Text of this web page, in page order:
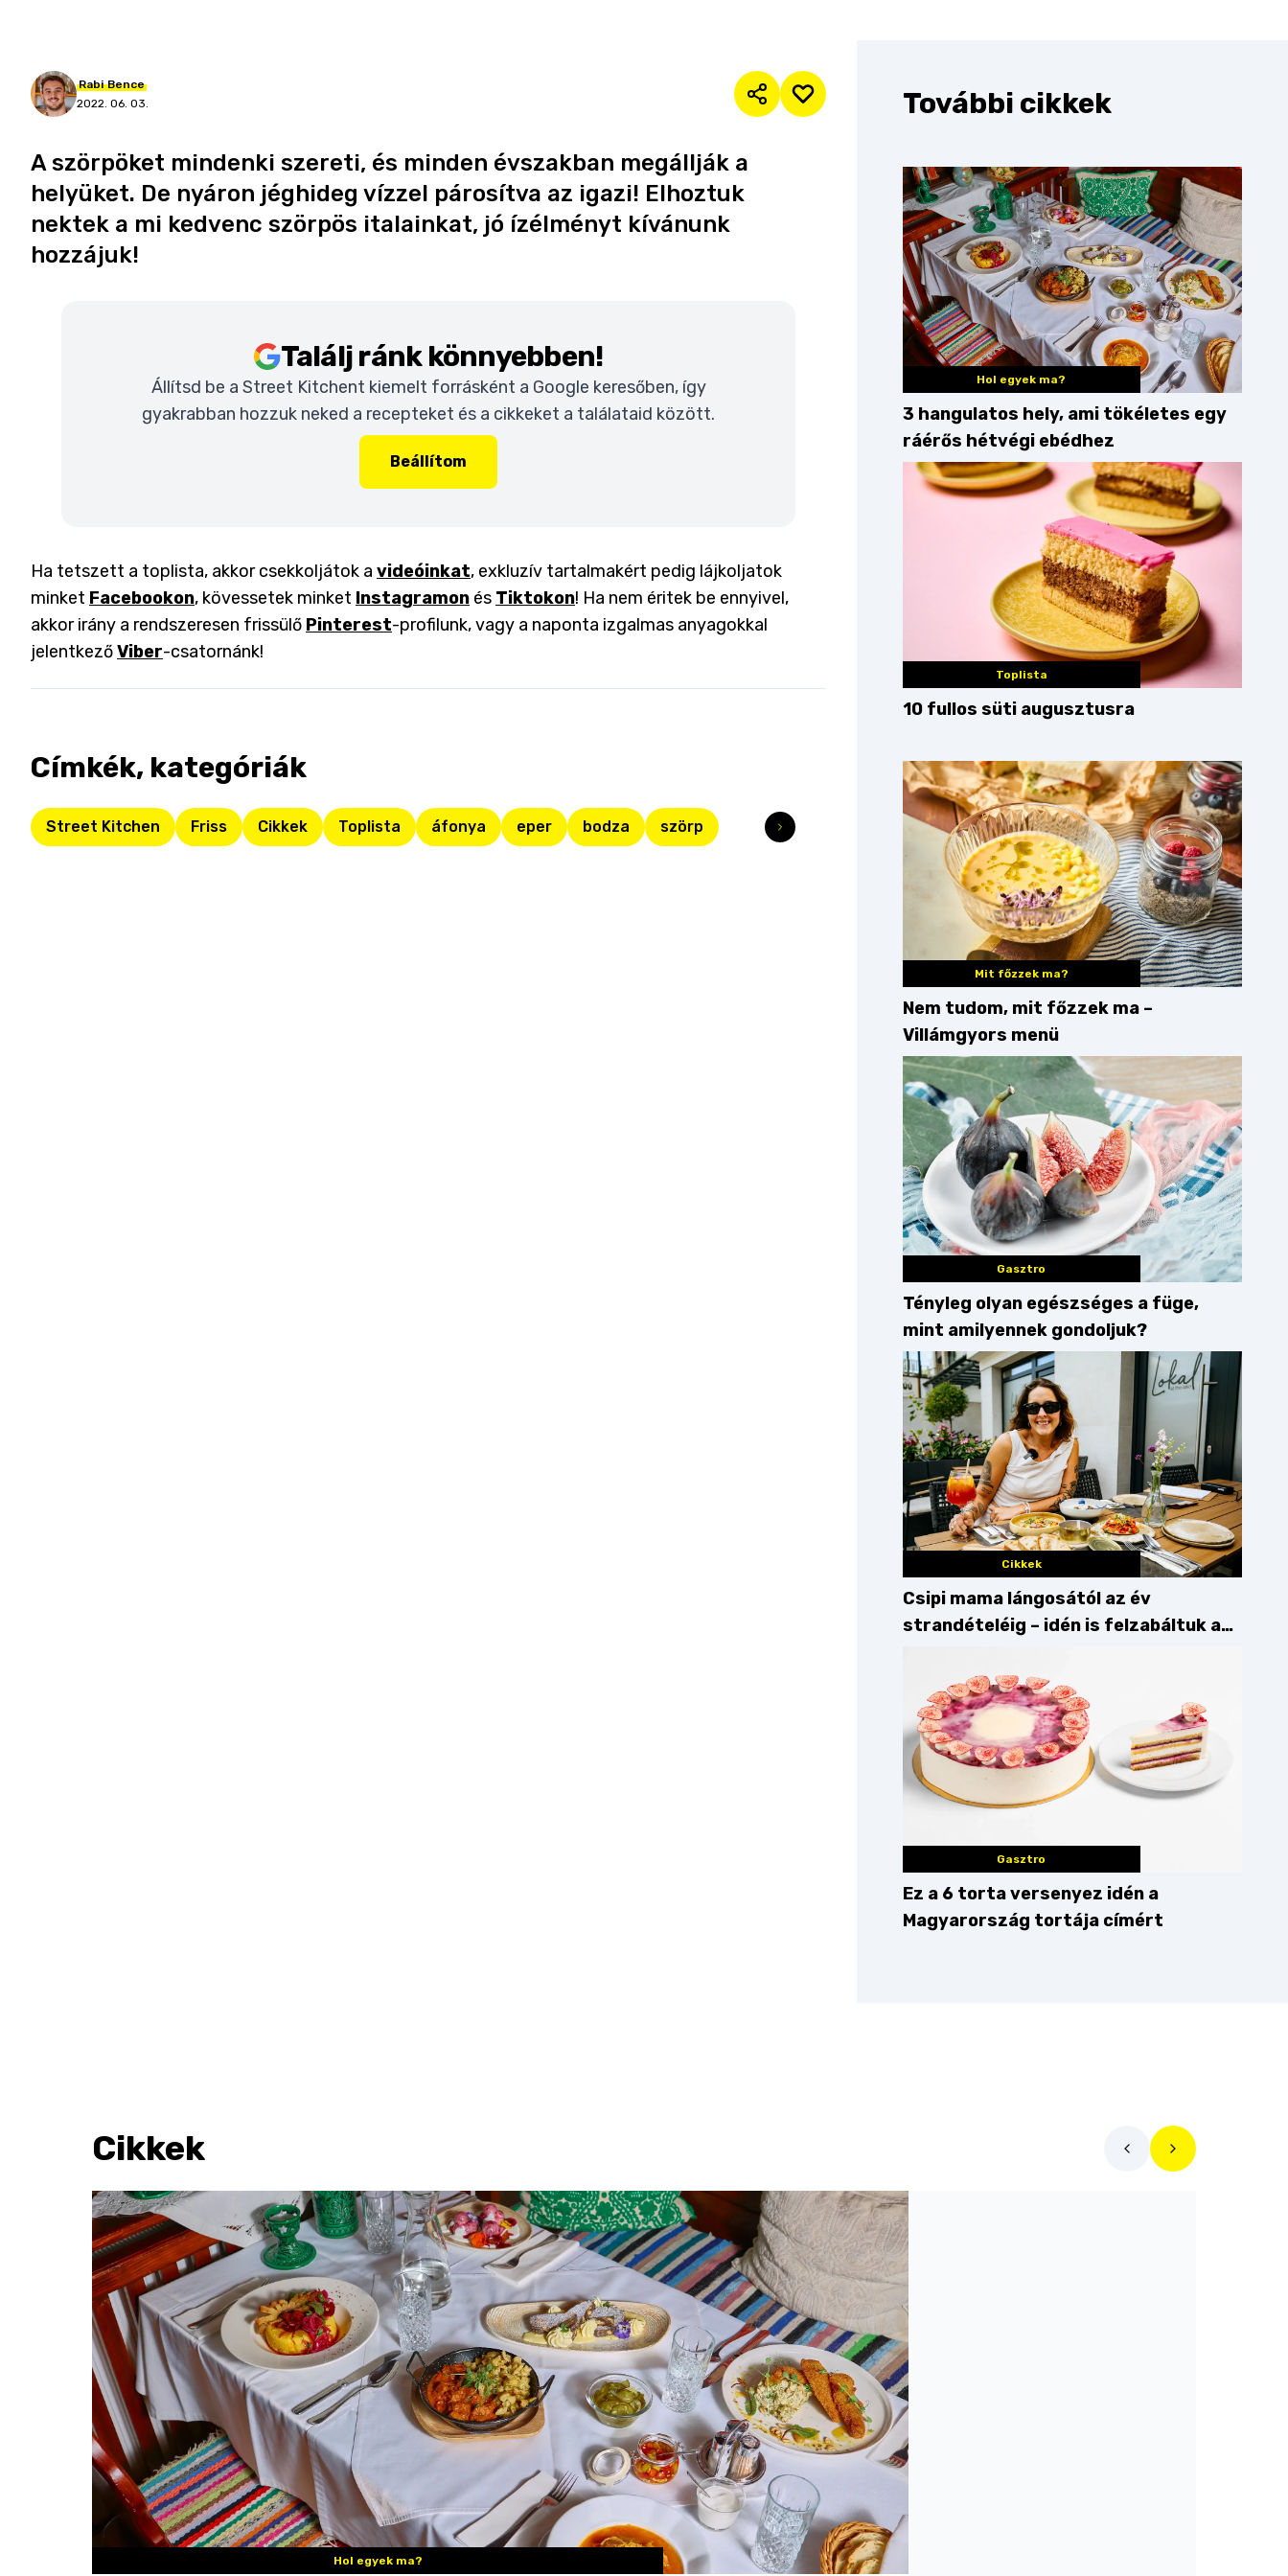
Rabi Bence
2022. 06. 03.
A szörpöket mindenki szereti, és minden évszakban megállják a
helyüket. De nyáron jéghideg vízzel párosítva az igazi! Elhoztuk
nektek a mi kedvenc szörpös italainkat, jó ízélményt kívánunk
hozzájuk!
Találj ránk könnyebben!
Állítsd be a Street Kitchent kiemelt forrásként a Google keresőben, így
gyakrabban hozzuk neked a recepteket és a cikkeket a találataid között.
Beállítom
Ha tetszett a toplista, akkor csekkoljátok a videóinkat, exkluzív tartalmakért pedig lájkoljatok
minket Facebookon, kövessetek minket Instagramon és Tiktokon! Ha nem éritek be ennyivel,
akkor irány a rendszeresen frissülő Pinterest-profilunk, vagy a naponta izgalmas anyagokkal
jelentkezőViber-csatornánk!
Címkék, kategóriák
Street Kitchen Friss Cikkek Toplista áfonya eper bodza szörp
További cikkek
Hol egyek ma?
3 hangulatos hely, ami tökéletes egy
ráérős hétvégi ebédhez
Toplista
10 fullos süti augusztusra
Mit főzzek ma?
Nem tudom, mit főzzek ma –
Villámgyors menü
Gasztro
Tényleg olyan egészséges a füge,
mint amilyennek gondoljuk?
Cikkek
Csipi mama lángosától az év
strandételéig – idén is felzabáltuk a
Gasztro
Ez a 6 torta versenyez idén a
Magyarország tortája címért
Cikkek
Hol egyek ma?